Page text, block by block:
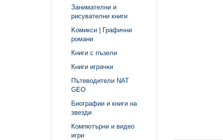
Занимателни и
рисувателни книги
Kомикси | Графични
романи
Книги с пъзели
Книги играчки
Пътеводители NAT
GEO
Биографии и книги на
звезди
Компютърни и видео
игри